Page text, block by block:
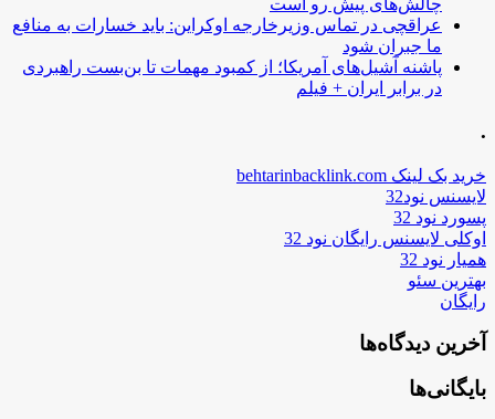
چالش‌های پیش رو است
عراقچی در تماس وزیرخارجه اوکراین: باید خسارات به منافع
ما جبران شود
پاشنه آشیل‌های آمریکا؛ از کمبود مهمات تا بن‌بست راهبردی
در برابر ایران + فیلم
.
خرید بک لینک behtarinbacklink.com
لایسنس نود32
پسورد نود 32
اوکلی لایسنس رایگان نود 32
همیار نود 32
بهترین سئو
رایگان
آخرین دیدگاه‌ها
بایگانی‌ها